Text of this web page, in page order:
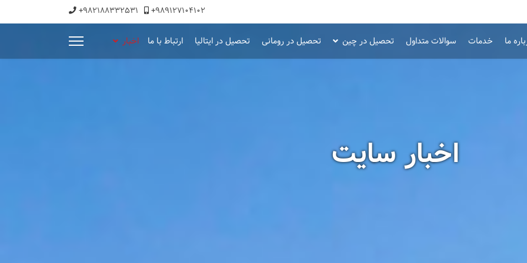
+982188332531 +989127104102
ما خدمات سوالات متداول تحصیل در چین تحصیل در رومانی تحصیل در ایتالیا ارتباط با ما اخبار
اخبار سایت